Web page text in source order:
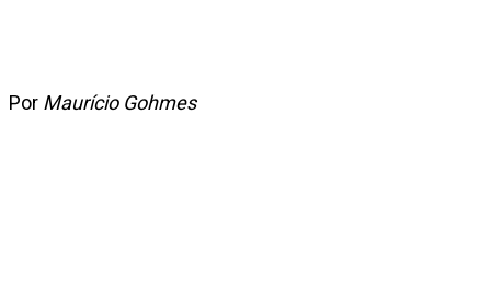
Por Maurício Gohmes